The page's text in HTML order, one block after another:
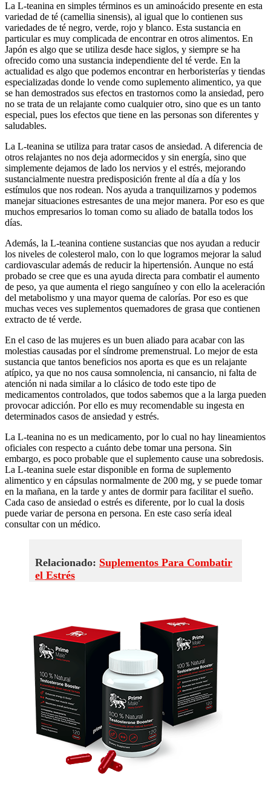
La L-teanina en simples términos es un aminoácido presente en esta
variedad de té (camellia sinensis), al igual que lo contienen sus
variedades de té negro, verde, rojo y blanco. Esta sustancia en
particular es muy complicada de encontrar en otros alimentos. En
Japón es algo que se utiliza desde hace siglos, y siempre se ha
ofrecido como una sustancia independiente del té verde. En la
actualidad es algo que podemos encontrar en herboristerías y tiendas
especializadas donde lo vende como suplemento alimentico, ya que
se han demostrados sus efectos en trastornos como la ansiedad, pero
no se trata de un relajante como cualquier otro, sino que es un tanto
especial, pues los efectos que tiene en las personas son diferentes y
saludables.
La L-teanina se utiliza para tratar casos de ansiedad. A diferencia de
otros relajantes no nos deja adormecidos y sin energía, sino que
simplemente dejamos de lado los nervios y el estrés, mejorando
sustancialmente nuestra predisposición frente al día a día y los
estímulos que nos rodean. Nos ayuda a tranquilizarnos y podemos
manejar situaciones estresantes de una mejor manera. Por eso es que
muchos empresarios lo toman como su aliado de batalla todos los
días.
Además, la L-teanina contiene sustancias que nos ayudan a reducir
los niveles de colesterol malo, con lo que logramos mejorar la salud
cardiovascular además de reducir la hipertensión. Aunque no está
probado se cree que es una ayuda directa para combatir el aumento
de peso, ya que aumenta el riego sanguíneo y con ello la aceleración
del metabolismo y una mayor quema de calorías. Por eso es que
muchas veces ves suplementos quemadores de grasa que contienen
extracto de té verde.
En el caso de las mujeres es un buen aliado para acabar con las
molestias causadas por el síndrome premenstrual. Lo mejor de esta
sustancia que tantos beneficios nos aporta es que es un relajante
atípico, ya que no nos causa somnolencia, ni cansancio, ni falta de
atención ni nada similar a lo clásico de todo este tipo de
medicamentos controlados, que todos sabemos que a la larga pueden
provocar adicción. Por ello es muy recomendable su ingesta en
determinados casos de ansiedad y estrés.
La L-teanina no es un medicamento, por lo cual no hay lineamientos
oficiales con respecto a cuánto debe tomar una persona. Sin
embargo, es poco probable que el suplemento cause una sobredosis.
La L-teanina suele estar disponible en forma de suplemento
alimentico y en cápsulas normalmente de 200 mg, y se puede tomar
en la mañana, en la tarde y antes de dormir para facilitar el sueño.
Cada caso de ansiedad o estrés es diferente, por lo cual la dosis
puede variar de persona en persona. En este caso sería ideal
consultar con un médico.
Relacionado: Suplementos Para Combatir
el Estrés